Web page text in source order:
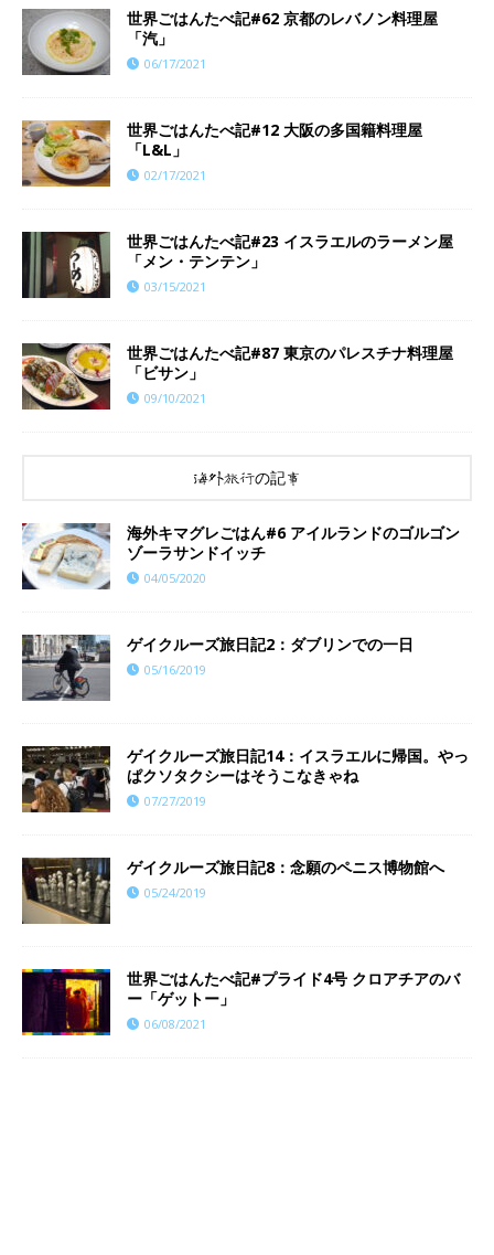
世界ごはんたべ記#62 京都のレバノン料理屋
「汽」
06/17/2021
世界ごはんたべ記#12 大阪の多国籍料理屋
「L&L」
02/17/2021
世界ごはんたべ記#23 イスラエルのラーメン屋
「メン・テンテン」
03/15/2021
世界ごはんたべ記#87 東京のパレスチナ料理屋
「ビサン」
09/10/2021
海外旅行の記事
海外キマグレごはん#6 アイルランドのゴルゴン
ゾーラサンドイッチ
04/05/2020
ゲイクルーズ旅日記2：ダブリンでの一日
05/16/2019
ゲイクルーズ旅日記14：イスラエルに帰国。やっ
ぱクソタクシーはそうこなきゃね
07/27/2019
ゲイクルーズ旅日記8：念願のペニス博物館へ
05/24/2019
世界ごはんたべ記#プライド4号 クロアチアのバ
ー「ゲットー」
06/08/2021